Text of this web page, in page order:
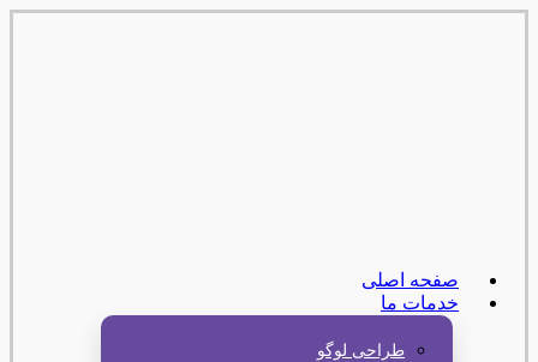
صفحه اصلی
خدمات ما
طراحی لوگو